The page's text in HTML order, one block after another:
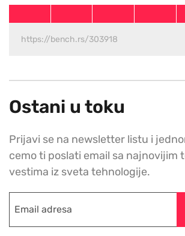
Ostani u toku
Prijavi se na newsletter listu i
cemo ti poslati email sa najnovijim
vestima iz sveta tehnologije.